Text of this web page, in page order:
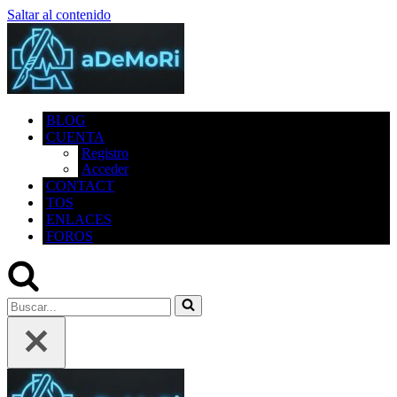
Saltar al contenido
BLOG
CUENTA
Registro
Acceder
CONTACT
TOS
ENLACES
FOROS
Buscar...